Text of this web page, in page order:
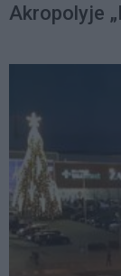
Akropolyje